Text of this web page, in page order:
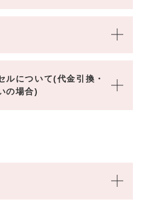
ルについて(代金引換・
の場合)